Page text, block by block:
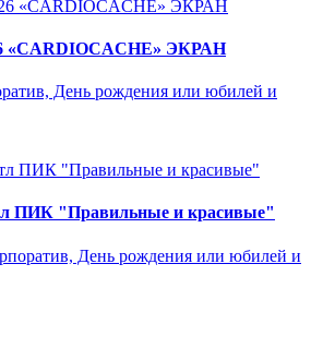
ЭКРАН
День рождения или юбилей и
ПИК "Правильные и красивые"
День рождения или юбилей и